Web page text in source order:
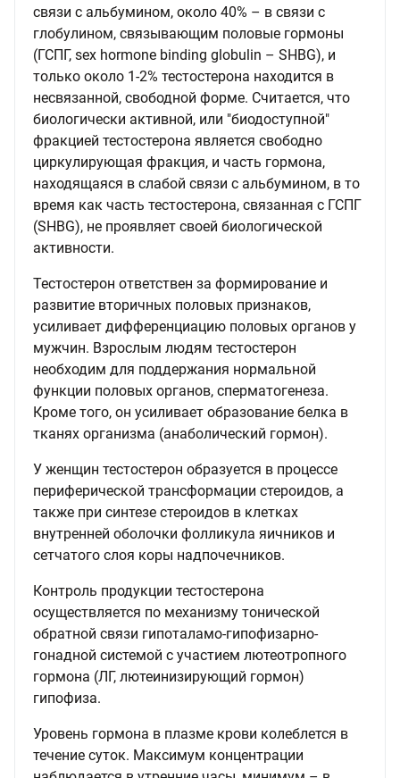
связи с альбумином, около 40% – в связи с
глобулином, связывающим половые гормоны
(ГСПГ, sex hormone binding globulin – SHBG), и
только около 1-2% тестостерона находится в
несвязанной, свободной форме. Считается, что
биологически активной, или "биодоступной"
фракцией тестостерона является свободно
циркулирующая фракция, и часть гормона,
находящаяся в слабой связи с альбумином, в то
время как часть тестостерона, связанная с ГСПГ
(SHBG), не проявляет своей биологической
активности.
Тестостерон ответствен за формирование и
развитие вторичных половых признаков,
усиливает дифференциацию половых органов у
мужчин. Взрослым людям тестостерон
необходим для поддержания нормальной
функции половых органов, сперматогенеза.
Кроме того, он усиливает образование белка в
тканях организма (анаболический гормон).
У женщин тестостерон образуется в процессе
периферической трансформации стероидов, а
также при синтезе стероидов в клетках
внутренней оболочки фолликула яичников и
сетчатого слоя коры надпочечников.
Контроль продукции тестостерона
осуществляется по механизму тонической
обратной связи гипоталамо-гипофизарно-
гонадной системой с участием лютеотропного
гормона (ЛГ, лютеинизирующий гормон)
гипофиза.
Уровень гормона в плазме крови колеблется в
течение суток. Максимум концентрации